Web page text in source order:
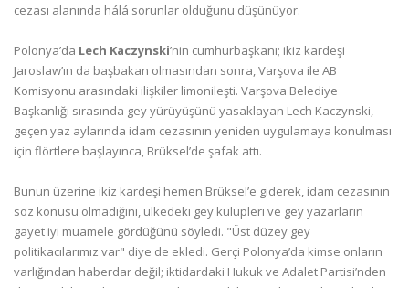
cezası alanında hálá sorunlar olduğunu düşünüyor.
Polonya’da Lech Kaczynski’nin cumhurbaşkanı; ikiz kardeşi
Jaroslaw’ın da başbakan olmasından sonra, Varşova ile AB
Komisyonu arasındaki ilişkiler limonileşti. Varşova Belediye
Başkanlığı sırasında gey yürüyüşünü yasaklayan Lech Kaczynski,
geçen yaz aylarında idam cezasının yeniden uygulamaya konulması
için flörtlere başlayınca, Brüksel’de şafak attı.
Bunun üzerine ikiz kardeşi hemen Brüksel’e giderek, idam cezasının
söz konusu olmadığını, ülkedeki gey kulüpleri ve gey yazarların
gayet iyi muamele gördüğünü söyledi. "Üst düzey gey
politikacılarımız var" diye de ekledi. Gerçi Polonya’da kimse onların
varlığından haberdar değil; iktidardaki Hukuk ve Adalet Partisi’nden